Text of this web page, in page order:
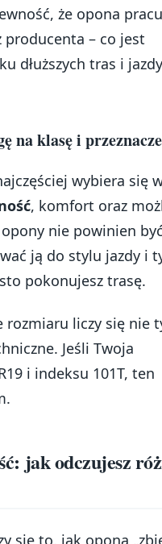
że opona
producenta – co jest
dłuższych tras i
na klasę i
wybiera się
, komfort oraz
nie powinien
ją do stylu jazdy i
pokonujesz trasę.
rozmiaru liczy się nie
Jeśli Twoja
i indeksu 101T, ten
jak odczujesz
się to, jak opona